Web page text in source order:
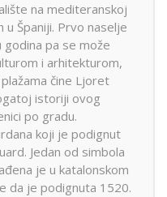
na mediteranskoj
Španiji. Prvo naselje
pa se može
i arhitekturom,
čine Ljoret
istoriji ovog
po gradu.
koji je podignut
Jedan od simbola
je u katalonskom
da je podignuta 1520.